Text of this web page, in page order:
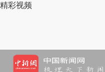
精彩视频